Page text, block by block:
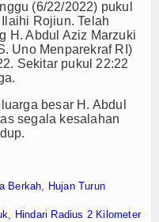
(6/22/2022) pukul
Rojiun. Telah
H. Abdul Aziz Marzuki
Uno Menparekraf RI)
Sekitar pukul 22:22
besar H. Abdul
segala kesalahan
Berkah, Hujan Turun
Hindari Radius 2 Kilometer